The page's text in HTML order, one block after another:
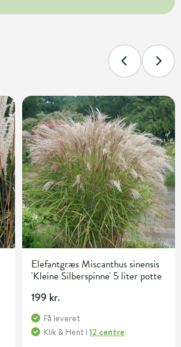
Elefantgræs Miscanthus sinensis
'Kleine Silberspinne' 5 liter potte
199 kr.
Få leveret
Klik & Hent i 12 centre